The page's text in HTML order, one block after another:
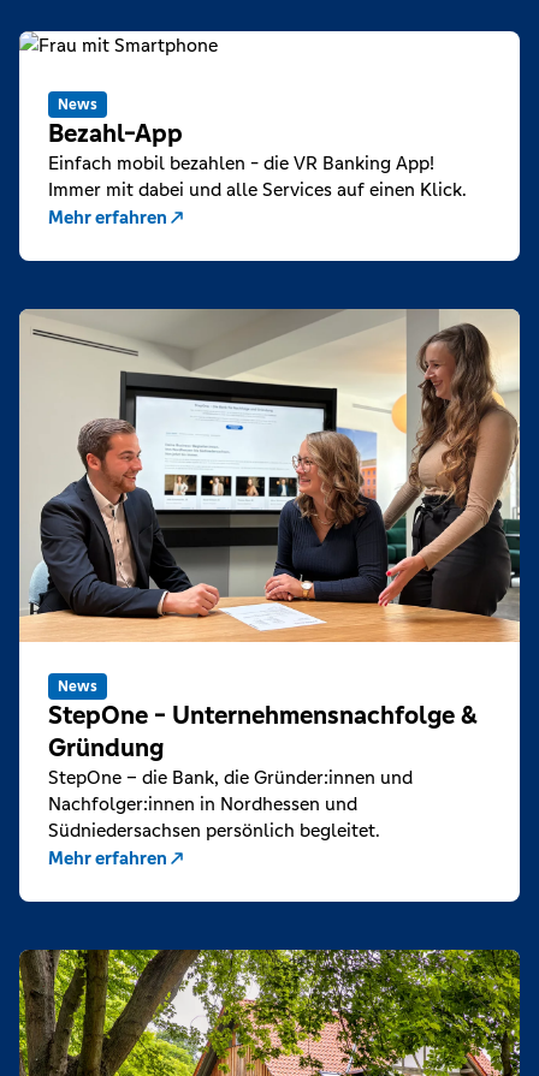
News
Bezahl-App
Einfach mobil bezahlen - die VR Banking App!
Immer mit dabei und alle Services auf einen Klick.
Mehr erfahren
News
StepOne - Unternehmensnachfolge &
Gründung
StepOne – die Bank, die Gründer:innen und
Nachfolger:innen in Nordhessen und
Südniedersachsen persönlich begleitet.
Mehr erfahren